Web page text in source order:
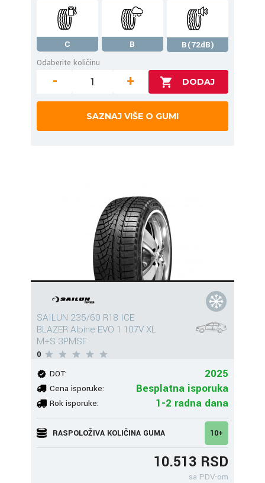
C B
B(72dB)
Odaberite količinu
- +
SAZNAJ VIŠE O GUMI
SAILUN 235/60 R18 ICE
BLAZER Alpine EVO 1 107V XL
M+S 3PMSF
0
DOT: 2025
Cena isporuke: Besplatna isporuka
Rok isporuke: 1-2 radna dana
RASPOLOŽIVA KOLIČINA GUMA 10+
10.513 RSD
sa PDV-om